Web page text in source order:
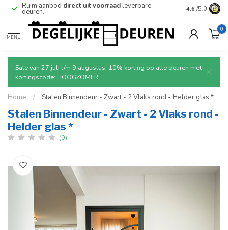
Ruim aanbod direct uit voorraadleverbare
deuren. Betrouwbare
4.6 /5.0
MENU
0
Sale van 27 juli t/m 9 augustus: 10% korting op alle deuren met
kortingscode: HOOGZOMER
Home / Stalen Binnendeur - Zwart - 2 Vlaks rond - Helder glas *
Stalen Binnendeur - Zwart - 2 Vlaks rond -
Helder glas *
(0)